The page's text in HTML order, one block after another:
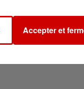
Accepter et